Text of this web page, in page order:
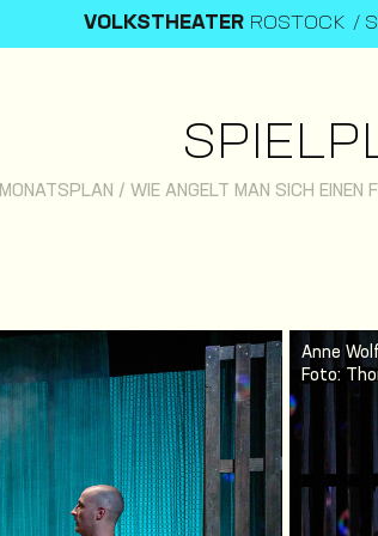
VOLKSTHEATER ROSTOCK
MONATSPLAN / WIE ANGELT MAN SICH EINEN
Anne
Foto: